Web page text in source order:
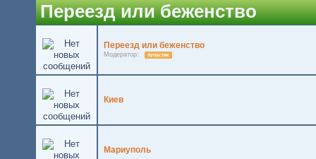
Переезд или беженство
Переезд или беженство
Модератор: лупастик
Киев
Мариуполь